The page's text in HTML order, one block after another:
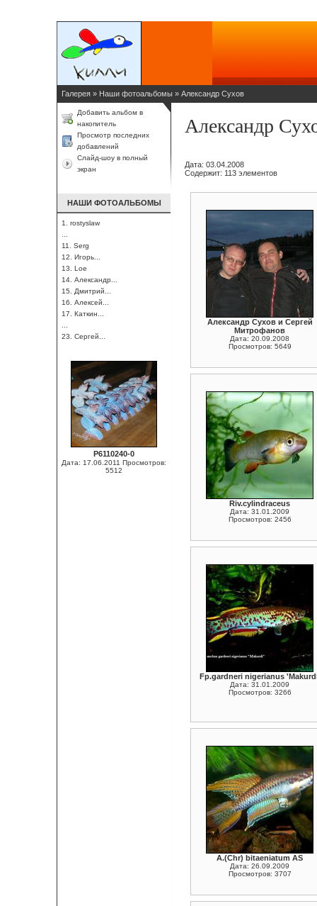
Галерея » Наши фотоальбомы » Александр Сухов
Добавить альбом в
накопитель
Просмотр последних
добавлений
Слайд-шоу в полный
экран
НАШИ ФОТОАЛЬБОМЫ
1. rostyslaw
11. Serg
12. Игорь...
13. Loe
14. Александр...
15. Дмитрий...
16. Алексей...
17. Каткин...
23. Сергей...
P6110240-0
Дата: 17.06.2011 Просмотров:
5512
Александр
Дата: 03.04.2008
Содержит: 113 элементов
Александр Сухов и Сергей
Митрофанов
Дата: 20.09.2008
Просмотров: 5649
Riv.cylindraceus
Дата: 31.01.2009
Просмотров: 2456
Fp.gardneri nigerianus
Дата: 31.01.2009
Просмотров: 3266
A.(Chr) bitaeniatum AS
Дата: 26.09.2009
Просмотров: 3707